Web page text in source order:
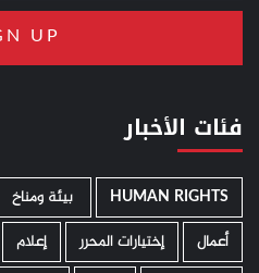
فئات الأخبار
HUMAN RIGHTS ­ بيئة ومناخ
أعمال
إختيارات المحرر إعلام